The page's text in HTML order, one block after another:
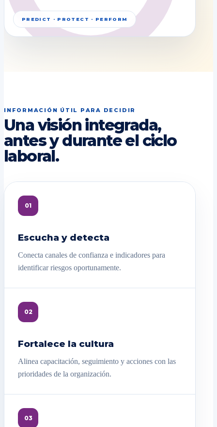
PREDICT · PROTECT · PERFORM
INFORMACIÓN ÚTIL PARA DECIDIR
Una visión integrada,
antes y durante el ciclo
laboral.
01
Escucha y detecta
Conecta canales de confianza e indicadores para
identificar riesgos oportunamente.
02
Fortalece la cultura
Alinea capacitación, seguimiento y acciones con las
prioridades de la organización.
03